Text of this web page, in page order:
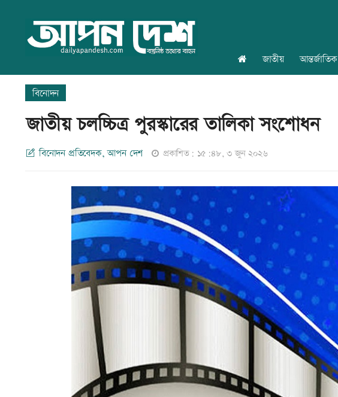
জাতীয় আন্তর্জাতিক
বিনোদন
জাতীয় চলচ্চিত্র পুরস্কারের তালিকা সংশোধন
বিনোদন প্রতিবেদক, আপন দেশ প্রকাশিত: ১৫:৪৮, ৩ জুন ২০২৬